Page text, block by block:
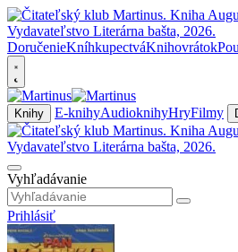
DoručenieKníhkupectváKnihovrátok
Knihy E-knihyAudioknihyHryFilmy
Vyhľadávanie
Prihlásiť